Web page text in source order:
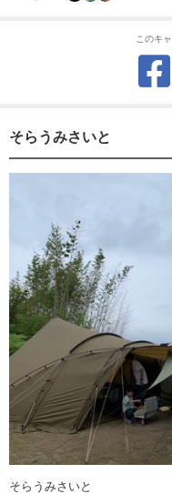
このキ
そらうみさいと
そらうみさいと